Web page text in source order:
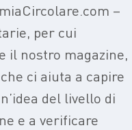
–
per cui
il nostro magazine,
ci aiuta a capire
del livello di
e a verificare